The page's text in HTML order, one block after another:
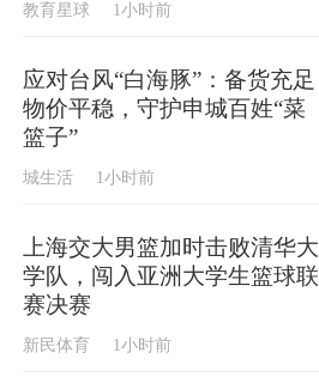
教育星球 1小时前
应对台风“白海豚”：备货充足
物价平稳，守护申城百姓“菜
篮子”
城生活 1小时前
上海交大男篮加时击败清华大
学队，闯入亚洲大学生篮球联
赛决赛
新民体育 1小时前